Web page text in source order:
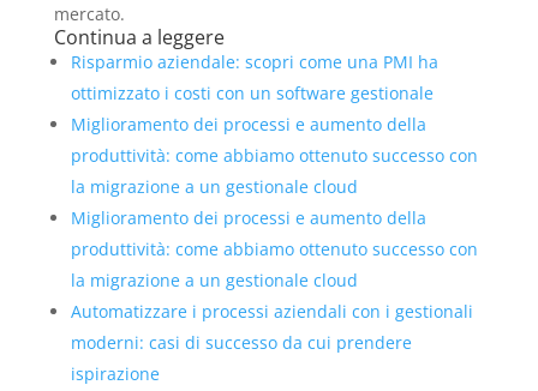
mercato.
Continua a leggere
Risparmio aziendale: scopri come una PMI ha
ottimizzato i costi con un software gestionale
Miglioramento dei processi e aumento della
produttività: come abbiamo ottenuto successo con
la migrazione a un gestionale cloud
Miglioramento dei processi e aumento della
produttività: come abbiamo ottenuto successo con
la migrazione a un gestionale cloud
Automatizzare i processi aziendali con i gestionali
moderni: casi di successo da cui prendere
ispirazione